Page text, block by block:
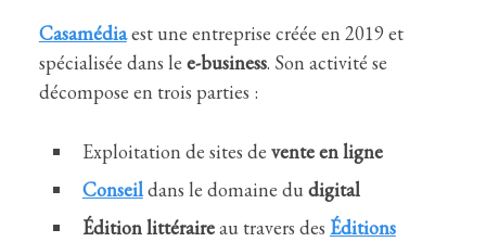
Casamédiaest une entreprise créée en 2019 et
spécialisée dans le e-business. Son activité se
décompose en trois parties :
Exploitation de sites de vente en ligne
Conseildans le domaine du digital
Édition littéraireau travers des Éditions